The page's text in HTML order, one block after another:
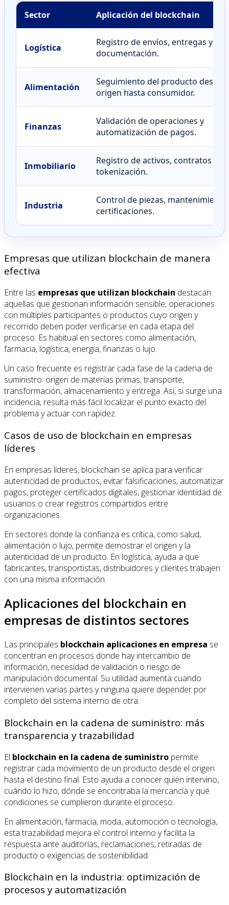
Sector Aplicación del blockchain
Logística
Registro de envíos, entregas y
documentación.
Alimentación
Seguimiento del producto desde
origen hasta consumidor.
Finanzas
Validación de operaciones y
automatización de pagos.
Inmobiliario
Registro de activos, contratos y
tokenización.
Industria
Control de piezas, mantenimiento
certificaciones.
Empresas que utilizan blockchain de manera
efectiva
Entre las empresas que utilizan blockchain destacan
aquellas que gestionan información sensible, operaciones
con múltiples participantes o productos cuyo origen y
recorrido deben poder verificarse en cada etapa del
proceso. Es habitual en sectores como alimentación,
farmacia, logística, energía, finanzas o lujo.
Un caso frecuente es registrar cada fase de la cadena de
suministro: origen de materias primas, transporte,
transformación, almacenamiento y entrega. Así, si surge una
incidencia, resulta más fácil localizar el punto exacto del
problema y actuar con rapidez.
Casos de uso de blockchain en empresas
líderes
En empresas líderes, blockchain se aplica para verificar
autenticidad de productos, evitar falsificaciones, automatizar
pagos, proteger certificados digitales, gestionar identidad de
usuarios o crear registros compartidos entre
organizaciones.
En sectores donde la confianza es crítica, como salud,
alimentación o lujo, permite demostrar el origen y la
autenticidad de un producto. En logística, ayuda a que
fabricantes, transportistas, distribuidores y clientes trabajen
con una misma información.
Aplicaciones del blockchain en
empresas de distintos sectores
Las principales blockchain aplicaciones en empresa se
concentran en procesos donde hay intercambio de
información, necesidad de validación o riesgo de
manipulación documental. Su utilidad aumenta cuando
intervienen varias partes y ninguna quiere depender por
completo del sistema interno de otra.
Blockchain en la cadena de suministro: más
transparencia y trazabilidad
El blockchain en la cadena de suministro permite
registrar cada movimiento de un producto desde el origen
hasta el destino final. Esto ayuda a conocer quién intervino,
cuándo lo hizo, dónde se encontraba la mercancía y qué
condiciones se cumplieron durante el proceso.
En alimentación, farmacia, moda, automoción o tecnología,
esta trazabilidad mejora el control interno y facilita la
respuesta ante auditorías, reclamaciones, retiradas de
producto o exigencias de sostenibilidad.
Blockchain en la industria: optimización de
procesos y automatización